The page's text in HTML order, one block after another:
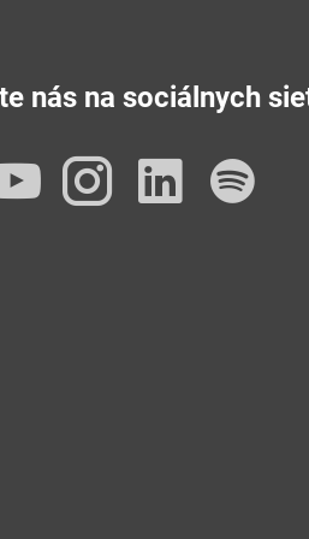
nás na sociálnych
YouTube